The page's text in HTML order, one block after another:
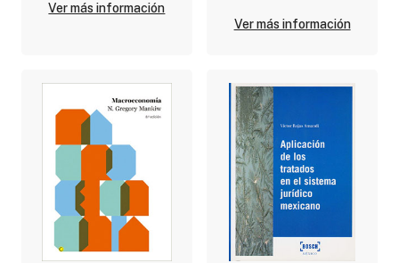
Ver más información
Ver más información